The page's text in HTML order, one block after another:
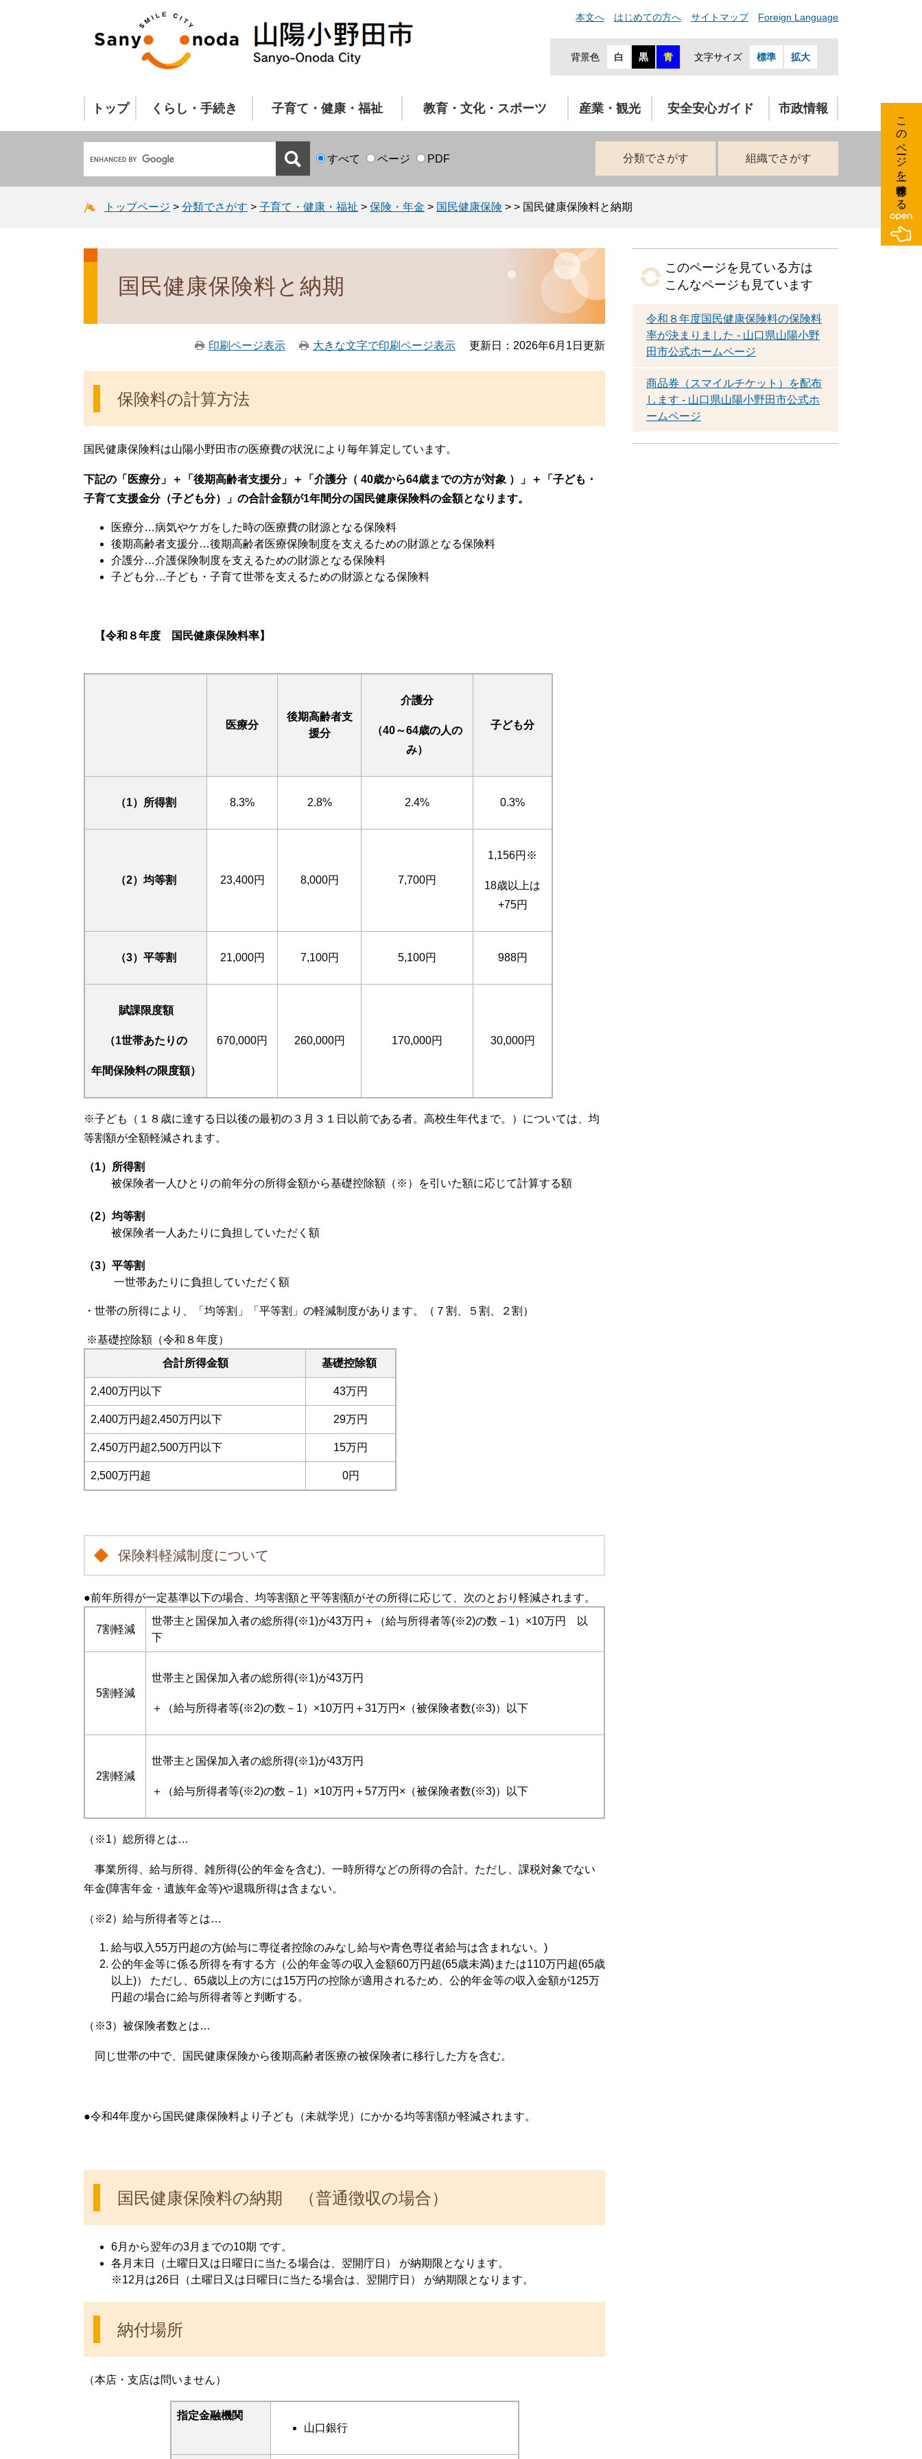
本文へ はじめての方へ サイトマップ Foreign Language
背景色 白 黒 青 文字サイズ 標準 拡大
トップ くらし・手続き 子育て・健康・福祉 教育・文化・スポーツ 産業・観光 安全安心ガイド 市政情報
すべて ページ PDF 分類でさがす 組織でさがす
トップページ > 分類でさがす > 子育て・健康・福祉 > 保険・年金 > 国民健康保険 > > 国民健康保険料と納期
国民健康保険料と納期
印刷ページ表示 大きな文字で印刷ページ表示 更新日：2026年6月1日更新
保険料の計算方法
国民健康保険料は山陽小野田市の医療費の状況により毎年算定しています。
下記の「医療分」＋「後期高齢者支援分」＋「介護分（ 40歳から64歳までの方が対象 ）」＋「子ども・
子育て支援金分（子ども分）」の合計金額が1年間分の国民健康保険料の金額となります。
医療分…病気やケガをした時の医療費の財源となる保険料
後期高齢者支援分…後期高齢者医療保険制度を支えるための財源となる保険料
介護分…介護保険制度を支えるための財源となる保険料
子ども分…子ども・子育て世帯を支えるための財源となる保険料
【令和８年度 国民健康保険料率】
医療分
後期高齢者支
援分
介護分
（40～64歳の人の
み）
子ども分
（1）所得割 8.3% 2.8% 2.4% 0.3%
（2）均等割 23,400円 8,000円 7,700円
1,156円※
18歳以上は
+75円
（3）平等割 21,000円 7,100円 5,100円 988円
賦課限度額
（1世帯あたりの
年間保険料の限度額）
670,000円 260,000円 170,000円 30,000円
※子ども（１８歳に達する日以後の最初の３月３１日以前である者。高校生年代まで。）については、均
等割額が全額軽減されます。
（1）所得割
被保険者一人ひとりの前年分の所得金額から基礎控除額（※）を引いた額に応じて計算する額
（2）均等割
被保険者一人あたりに負担していただく額
（3）平等割
一世帯あたりに負担していただく額
・世帯の所得により、「均等割」「平等割」の軽減制度があります。（７割、５割、２割）
※基礎控除額（令和８年度）
合計所得金額
基礎控除額
2,400万円以下 43万円
2,400万円超2,450万円以下 29万円
2,450万円超2,500万円以下 15万円
2,500万円超 0円
保険料軽減制度について
●前年所得が一定基準以下の場合、均等割額と平等割額がその所得に応じて、次のとおり軽減されます。
7割軽減
世帯主と国保加入者の総所得(※1)が43万円＋（給与所得者等(※2)の数－1）×10万円 以
下
5割軽減
世帯主と国保加入者の総所得(※1)が43万円
＋（給与所得者等(※2)の数－1）×10万円＋31万円×（被保険者数(※3)）以下
2割軽減
世帯主と国保加入者の総所得(※1)が43万円
＋（給与所得者等(※2)の数－1）×10万円＋57万円×（被保険者数(※3)）以下
（※1）総所得とは…
事業所得、給与所得、雑所得(公的年金を含む)、一時所得などの所得の合計。 ただし、課税対象でない
年金(障害年金・遺族年金等)や退職所得は含まない。
（※2）給与所得者等とは…
給与収入55万円超の方(給与に専従者控除のみなし給与や青色専従者給与は含まれない。)
公的年金等に係る所得を有する方（公的年金等の収入金額60万円超(65歳未満)または110万円超(65歳
以上)） ただし、65歳以上の方には15万円の控除が適用されるため、公的年金等の収入金額が125万
円超の場合に給与所得者等と判断する。
（※3）被保険者数とは…
同じ世帯の中で、国民健康保険から後期高齢者医療の被保険者に移行した方を含む。
●令和4年度から国民健康保険料より子ども（未就学児）にかかる均等割額が軽減されます。
国民健康保険料の納期 （普通徴収の場合）
6月から翌年の3月までの10期 です。
各月末日（土曜日又は日曜日に当たる場合は、翌開庁日） が納期限となります。
※12月は26日（土曜日又は日曜日に当たる場合は、翌開庁日） が納期限となります。
納付場所
（本店・支店は問いません）
指定金融機関
山口銀行
このページを見ている方は
こんなページも見ています
令和８年度国民健康保険料の保険料
率が決まりました - 山口県山陽小野
田市公式ホームページ
商品券（スマイルチケット）を配布
します - 山口県山陽小野田市公式ホ
ームページ
このページを一時保存する